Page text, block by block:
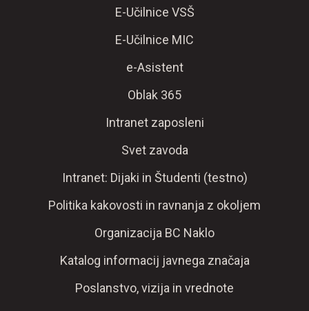
E-Učilnice VSŠ
E-Učilnice MIC
e-Asistent
Oblak 365
Intranet zaposleni
Svet zavoda
Intranet: Dijaki in Študenti (testno)
Politika kakovosti in ravnanja z okoljem
Organizacija BC Naklo
Katalog informacij javnega značaja
Poslanstvo, vizija in vrednote